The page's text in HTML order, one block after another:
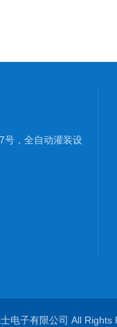
号，全自动灌装设
士电子有限公司 All